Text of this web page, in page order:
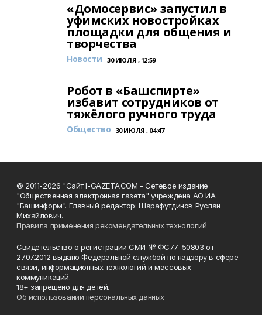
«Домосервис» запустил в
уфимских новостройках
площадки для общения и
творчества
Новости 30 ИЮЛЯ , 12:59
Робот в «Башспирте»
избавит сотрудников от
тяжёлого ручного труда
Общество 30 ИЮЛЯ , 04:47
© 2011-2026 "Сайт I-GAZETA.COM - Сетевое издание
"Общественная электронная газета" учреждена АО ИА
"Башинформ". Главный редактор: Шарафутдинов Руслан
Михайлович.
Правила применения рекомендательных технологий
Свидетельство о регистрации СМИ № ФС77-50803 от
27.07.2012 выдано Федеральной службой по надзору в сфере
связи, информационных технологий и массовых
коммуникаций.
18+ запрещено для детей.
Об использовании персональных данных